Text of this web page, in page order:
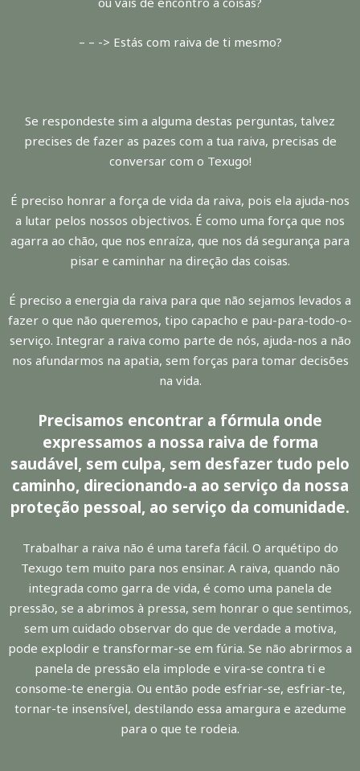
– – -> Estás com raiva de ti mesmo?
Se respondeste sim a alguma destas perguntas, talvez
precises de fazer as pazes com a tua raiva, precisas de
conversar com o Texugo!
É preciso honrar a força de vida da raiva, pois ela ajuda-nos
a lutar pelos nossos objectivos. É como uma força que nos
agarra ao chão, que nos enraíza, que nos dá segurança para
pisar e caminhar na direção das coisas.
É preciso a energia da raiva para que não sejamos levados a
fazer o que não queremos, tipo capacho e pau-para-todo-o-
serviço. Integrar a raiva como parte de nós, ajuda-nos a não
nos afundarmos na apatia, sem forças para tomar decisões
na vida.
Precisamos encontrar a fórmula onde
expressamos a nossa raiva de forma
saudável, sem culpa, sem desfazer tudo pelo
caminho, direcionando-a ao serviço da nossa
proteção pessoal, ao serviço da comunidade.
Trabalhar a raiva não é uma tarefa fácil. O arquétipo do
Texugo tem muito para nos ensinar. A raiva, quando não
integrada como garra de vida, é como uma panela de
pressão, se a abrimos à pressa, sem honrar o que sentimos,
sem um cuidado observar do que de verdade a motiva,
pode explodir e transformar-se em fúria. Se não abrirmos a
panela de pressão ela implode e vira-se contra ti e
consome-te energia. Ou então pode esfriar-se, esfriar-te,
tornar-te insensível, destilando essa amargura e azedume
para o que te rodeia.